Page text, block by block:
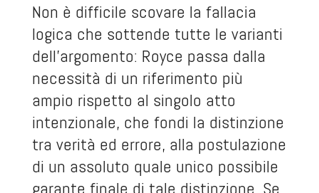
Non è difficile scovare la fallacia
logica che sottende tutte le varianti
dell’argomento: Royce passa dalla
necessità di un riferimento più
ampio rispetto al singolo atto
intenzionale, che fondi la distinzione
tra verità ed errore, alla postulazione
di un assoluto quale unico possibile
garante finale di tale distinzione. Se